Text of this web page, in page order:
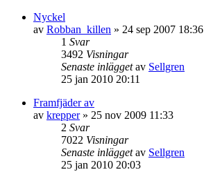
Nyckel
av Robban_killen » 24 sep 2007 18:36
1 Svar
3492 Visningar
Senaste inläggetav Sellgren
25 jan 2010 20:11
Framfjäder av
av krepper» 25 nov 2009 11:33
2 Svar
7022 Visningar
Senaste inläggetav Sellgren
25 jan 2010 20:03